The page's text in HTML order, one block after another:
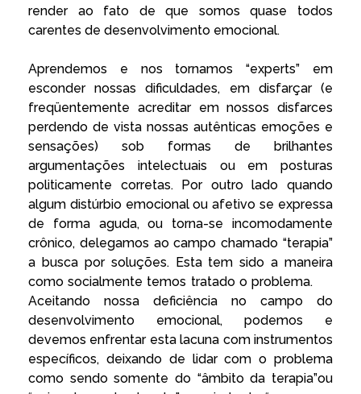
render ao fato de que somos quase todos
carentes de desenvolvimento emocional.
Aprendemos e nos tornamos “experts” em
esconder nossas dificuldades, em disfarçar (e
freqüentemente acreditar em nossos disfarces
perdendo de vista nossas autênticas emoções e
sensações) sob formas de brilhantes
argumentações intelectuais ou em posturas
politicamente corretas. Por outro lado quando
algum distúrbio emocional ou afetivo se expressa
de forma aguda, ou torna-se incomodamente
crônico, delegamos ao campo chamado “terapia”
a busca por soluções. Esta tem sido a maneira
como socialmente temos tratado o problema.
Aceitando nossa deficiência no campo do
desenvolvimento emocional, podemos e
devemos enfrentar esta lacuna com instrumentos
específicos, deixando de lidar com o problema
como sendo somente do “âmbito da terapia”ou